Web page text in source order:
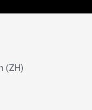
(ZH)